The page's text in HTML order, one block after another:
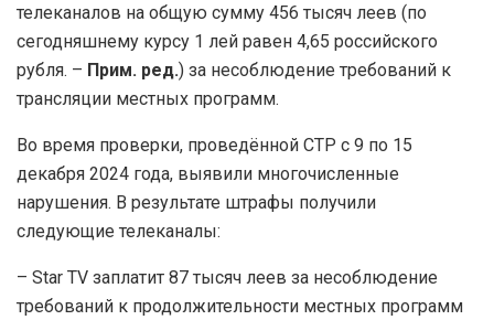
телеканалов на общую сумму 456 тысяч леев (по
сегодняшнему курсу 1 лей равен 4,65 российского
рубля. – Прим. ред.) за несоблюдение требований к
трансляции местных программ.
Во время проверки, проведённой СТР с 9 по 15
декабря 2024 года, выявили многочисленные
нарушения. В результате штрафы получили
следующие телеканалы:
– Star TV заплатит 87 тысяч леев за несоблюдение
требований к продолжительности местных программ